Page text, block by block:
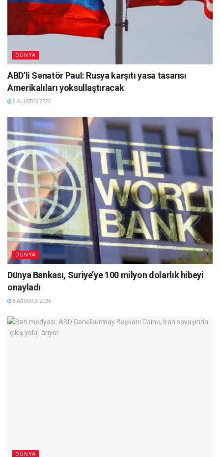
DÜNYA
ABD’li Senatör Paul: Rusya karşıtı yasa tasarısı
Amerikalıları yoksullaştıracak
8 AĞUSTOS 2026
DÜNYA
Dünya Bankası, Suriye’ye 100 milyon dolarlık hibeyi
onayladı
8 AĞUSTOS 2026
DÜNYA